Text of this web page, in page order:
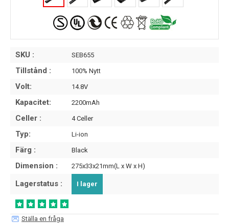
SKU : SEB655
Tillstånd : 100% Nytt
Volt: 14.8V
Kapacitet: 2200mAh
Celler : 4 Celler
Typ: Li-ion
Färg : Black
Dimension : 275x33x21mm(L x W x H)
Lagerstatus : I lager
Ställa en fråga